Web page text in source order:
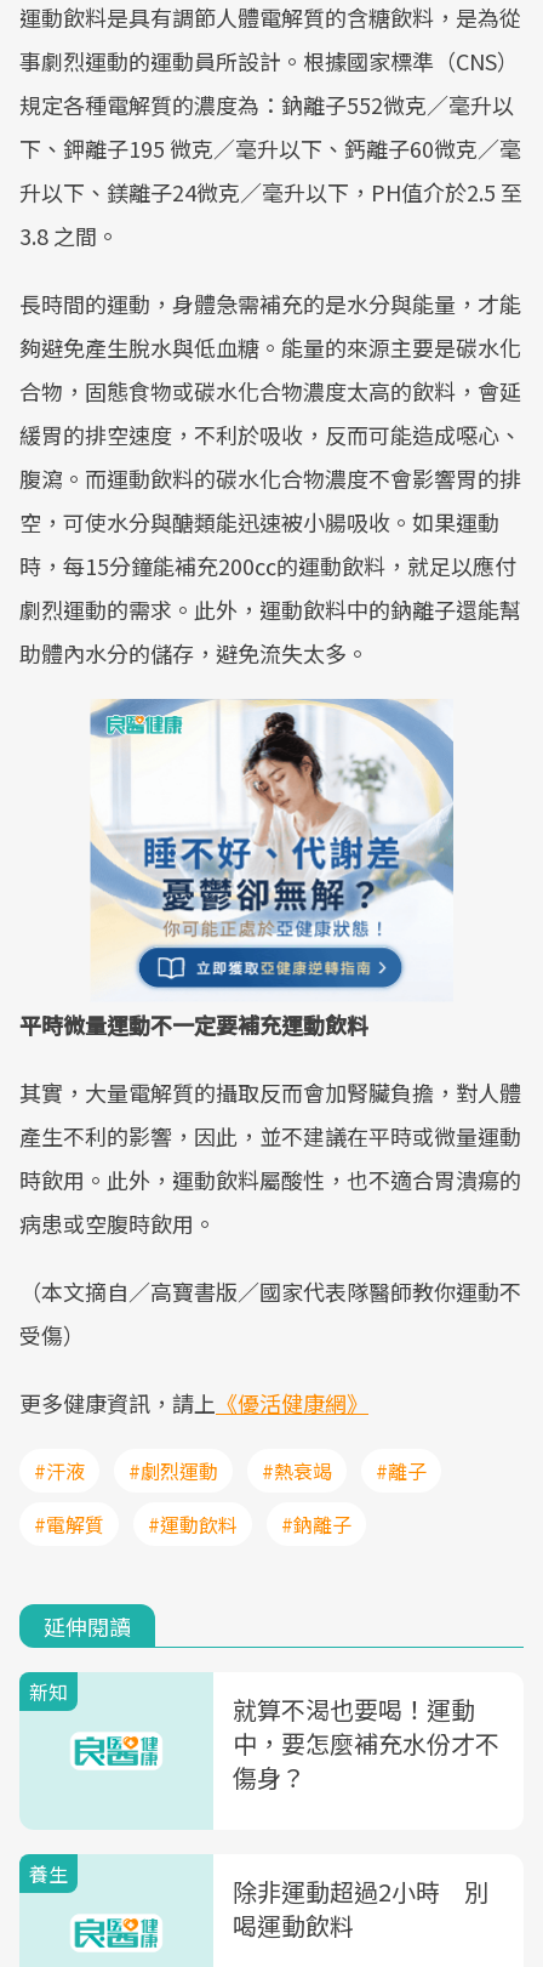
運動飲料是具有調節人體電解質的含糖飲料，是為從
事劇烈運動的運動員所設計。根據國家標準（CNS）
規定各種電解質的濃度為：鈉離子552微克／毫升以
下、鉀離子195 微克／毫升以下、鈣離子60微克／毫
升以下、鎂離子24微克／毫升以下，PH值介於2.5 至
3.8 之間。
長時間的運動，身體急需補充的是水分與能量，才能
夠避免產生脫水與低血糖。能量的來源主要是碳水化
合物，固態食物或碳水化合物濃度太高的飲料，會延
緩胃的排空速度，不利於吸收，反而可能造成噁心、
腹瀉。而運動飲料的碳水化合物濃度不會影響胃的排
空，可使水分與醣類能迅速被小腸吸收。如果運動
時，每15分鐘能補充200㏄的運動飲料，就足以應付
劇烈運動的需求。此外，運動飲料中的鈉離子還能幫
助體內水分的儲存，避免流失太多。
平時微量運動不一定要補充運動飲料
其實，大量電解質的攝取反而會加腎臟負擔，對人體
產生不利的影響，因此，並不建議在平時或微量運動
時飲用。此外，運動飲料屬酸性，也不適合胃潰瘍的
病患或空腹時飲用。
（本文摘自／高寶書版／國家代表隊醫師教你運動不
受傷）
更多健康資訊，請上 《優活健康網》
#汗液 #劇烈運動 #熱衰竭
#離子
#電解質
#運動飲料 #鈉離子
延伸閱讀
新知
就算不渴也要喝！運動
中，要怎麼補充水份才不
傷身？
養生
除非運動超過2小時 別
喝運動飲料